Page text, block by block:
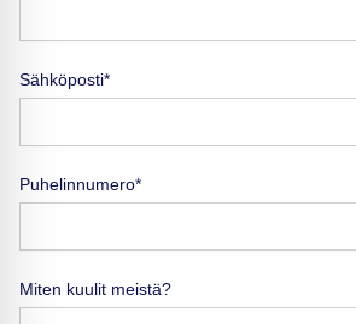
Sähköposti*
Puhelinnumero*
Miten kuulit meistä?